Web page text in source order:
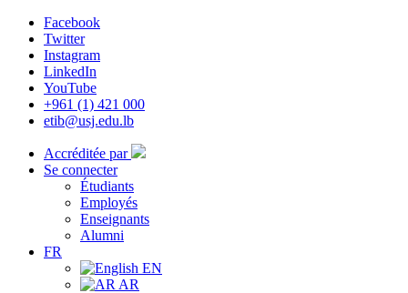
Facebook
Twitter
Instagram
LinkedIn
YouTube
+961 (1) 421 000
etib@usj.edu.lb
Accréditée par
Se connecter
Étudiants
Employés
Enseignants
Alumni
FR
EN
AR